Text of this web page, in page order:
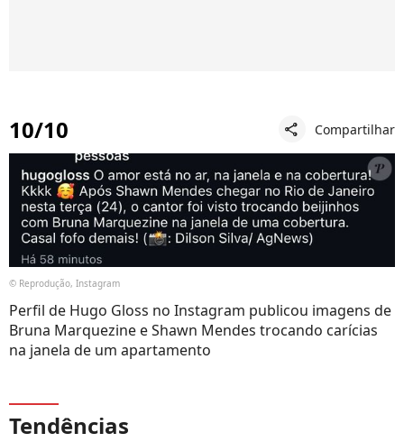
10/10 share Compartilhar
© Reprodução, Instagram
Perfil de Hugo Gloss no Instagram publicou imagens de
Bruna Marquezine e Shawn Mendes trocando carícias
na janela de um apartamento
Tendências